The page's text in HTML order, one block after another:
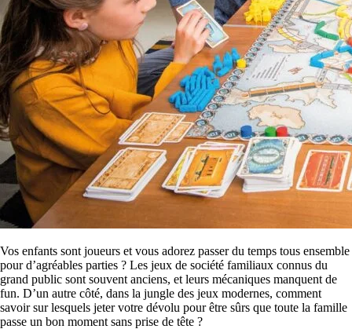
Vos enfants sont joueurs et vous adorez passer du temps tous ensemble
pour d’agréables parties ? Les jeux de société familiaux connus du
grand public sont souvent anciens, et leurs mécaniques manquent de
fun. D’un autre côté, dans la jungle des jeux modernes, comment
savoir sur lesquels jeter votre dévolu pour être sûrs que toute la famille
passe un bon moment sans prise de tête ?